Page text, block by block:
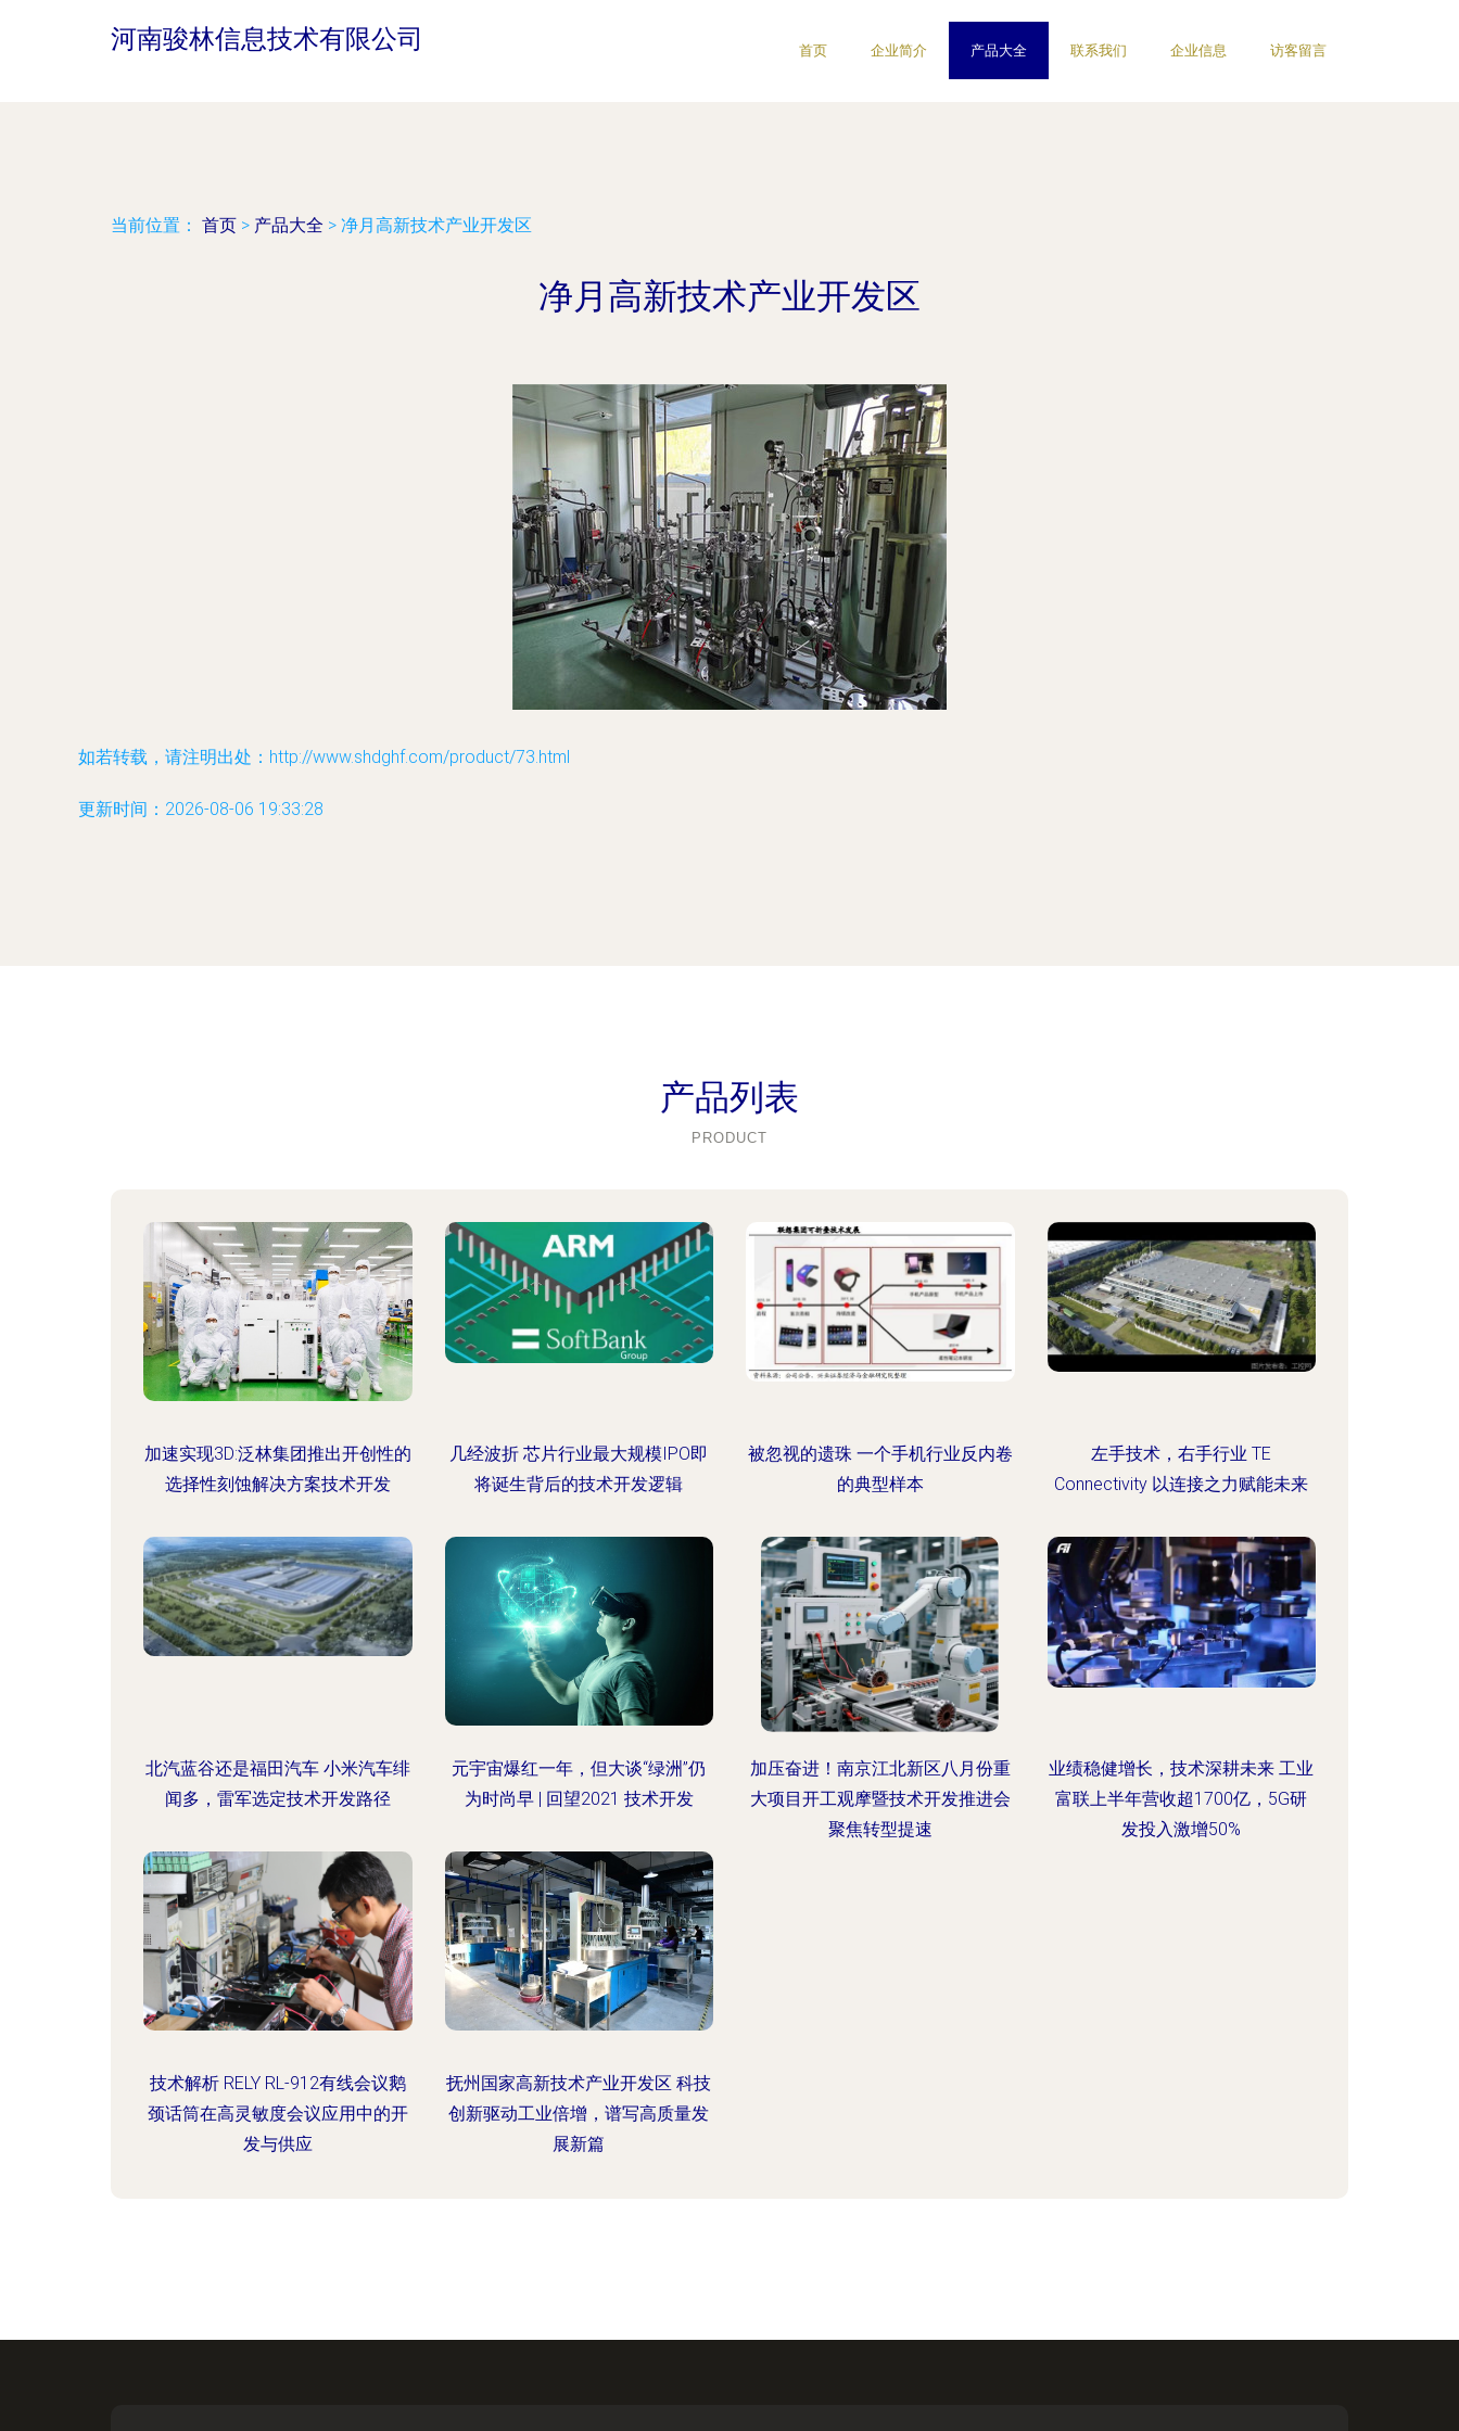
河南骏林信息技术有限公司 首页 企业简介 产品大全 联系我们 企业信息 访客留言
当前位置： 首页 > 产品大全 > 净月高新技术产业开发区
净月高新技术产业开发区
如若转载，请注明出处：http://www.shdghf.com/product/73.html
更新时间：2026-08-06 19:33:28
产品列表
PRODUCT
加速实现3D:泛林集团推出开创性的
选择性刻蚀解决方案技术开发
几经波折 芯片行业最大规模IPO即
将诞生背后的技术开发逻辑
被忽视的遗珠 一个手机行业反内卷
的典型样本
左手技术，右手行业 TE
Connectivity 以连接之力赋能未来
北汽蓝谷还是福田汽车 小米汽车绯
闻多，雷军选定技术开发路径
元宇宙爆红一年，但大谈“绿洲”仍
为时尚早 | 回望2021 技术开发
加压奋进！南京江北新区八月份重
大项目开工观摩暨技术开发推进会
聚焦转型提速
业绩稳健增长，技术深耕未来 工业
富联上半年营收超1700亿，5G研
发投入激增50%
技术解析 RELY RL-912有线会议鹅
颈话筒在高灵敏度会议应用中的开
发与供应
抚州国家高新技术产业开发区 科技
创新驱动工业倍增，谱写高质量发
展新篇